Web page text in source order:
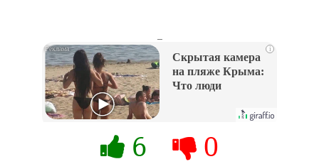
i
Скрытая камера
на пляже Крыма:
Что люди
их не видят...
6 0